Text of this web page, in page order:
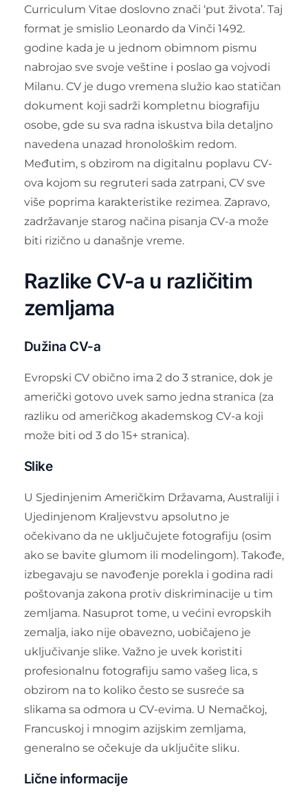
Curriculum Vitae doslovno znači ‘put života’. Taj
format je smislio Leonardo da Vinči 1492.
godine kada je u jednom obimnom pismu
nabrojao sve svoje veštine i poslao ga vojvodi
Milanu. CV je dugo vremena služio kao statičan
dokument koji sadrži kompletnu biografiju
osobe, gde su sva radna iskustva bila detaljno
navedena unazad hronološkim redom.
Međutim, s obzirom na digitalnu poplavu CV-
ova kojom su regruteri sada zatrpani, CV sve
više poprima karakteristike rezimea. Zapravo,
zadržavanje starog načina pisanja CV-a može
biti rizično u današnje vreme.
Razlike CV-a u različitim
zemljama
Dužina CV-a
Evropski CV obično ima 2 do 3 stranice, dok je
američki gotovo uvek samo jedna stranica (za
razliku od američkog akademskog CV-a koji
može biti od 3 do 15+ stranica).
Slike
U Sjedinjenim Američkim Državama, Australiji i
Ujedinjenom Kraljevstvu apsolutno je
očekivano da ne uključujete fotografiju (osim
ako se bavite glumom ili modelingom). Takođe,
izbegavaju se navođenje porekla i godina radi
poštovanja zakona protiv diskriminacije u tim
zemljama. Nasuprot tome, u većini evropskih
zemalja, iako nije obavezno, uobičajeno je
uključivanje slike. Važno je uvek koristiti
profesionalnu fotografiju samo vašeg lica, s
obzirom na to koliko često se susreće sa
slikama sa odmora u CV-evima. U Nemačkoj,
Francuskoj i mnogim azijskim zemljama,
generalno se očekuje da uključite sliku.
Lične informacije